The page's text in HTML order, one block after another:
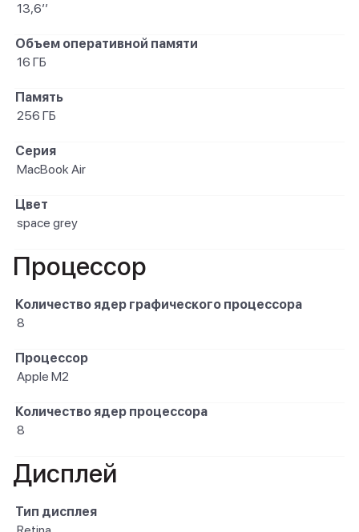
13,6’’
Объем оперативной памяти
16 ГБ
Память
256 ГБ
Серия
MacBook Air
Цвет
space grey
Процессор
Количество ядер графического процессора
8
Процессор
Apple M2
Количество ядер процессора
8
Дисплей
Тип дисплея